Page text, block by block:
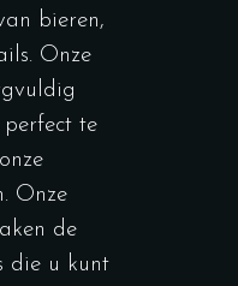
bieren,
Onze
perfect te
Onze
de
die u kunt